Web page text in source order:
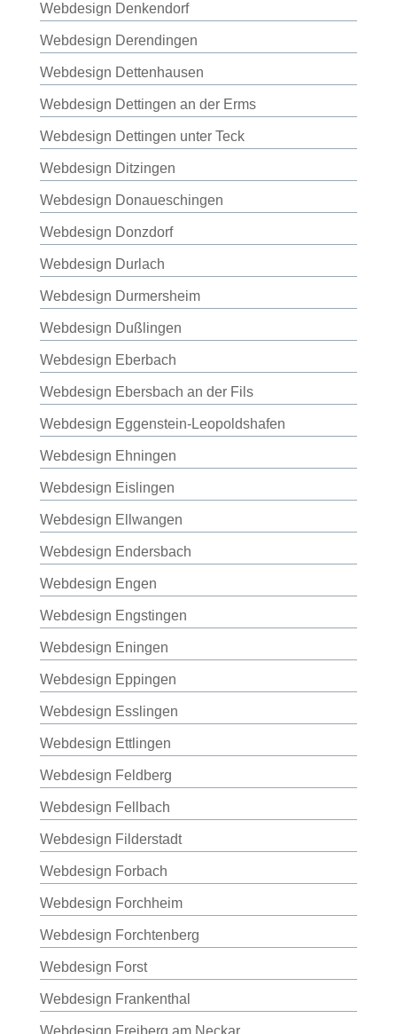
Webdesign Denkendorf
Webdesign Derendingen
Webdesign Dettenhausen
Webdesign Dettingen an der Erms
Webdesign Dettingen unter Teck
Webdesign Ditzingen
Webdesign Donaueschingen
Webdesign Donzdorf
Webdesign Durlach
Webdesign Durmersheim
Webdesign Dußlingen
Webdesign Eberbach
Webdesign Ebersbach an der Fils
Webdesign Eggenstein-Leopoldshafen
Webdesign Ehningen
Webdesign Eislingen
Webdesign Ellwangen
Webdesign Endersbach
Webdesign Engen
Webdesign Engstingen
Webdesign Eningen
Webdesign Eppingen
Webdesign Esslingen
Webdesign Ettlingen
Webdesign Feldberg
Webdesign Fellbach
Webdesign Filderstadt
Webdesign Forbach
Webdesign Forchheim
Webdesign Forchtenberg
Webdesign Forst
Webdesign Frankenthal
Webdesign Freiberg am Neckar